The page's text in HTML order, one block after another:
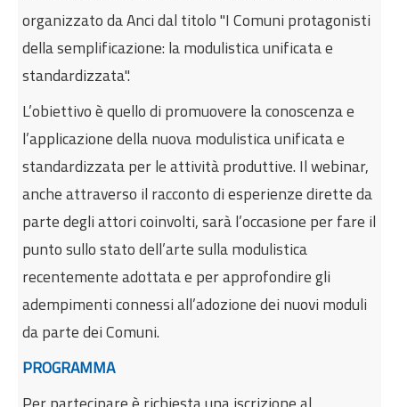
Internazionalizzazione
Eventi formativi
Glossario
Contatti
Sei qui:Home
Eventi formativi
I Comuni protagonisti della semplificazione: la
modulistica unificata e standardizzata
organizzato da Anci dal titolo "I Comuni protagonisti
della semplificazione: la modulistica unificata e
standardizzata".
L’obiettivo è quello di promuovere la conoscenza e
l’applicazione della nuova modulistica unificata e
standardizzata per le attività produttive. Il webinar,
anche attraverso il racconto di esperienze dirette da
parte degli attori coinvolti, sarà l’occasione per fare il
punto sullo stato dell’arte sulla modulistica
recentemente adottata e per approfondire gli
adempimenti connessi all’adozione dei nuovi moduli
da parte dei Comuni.
PROGRAMMA